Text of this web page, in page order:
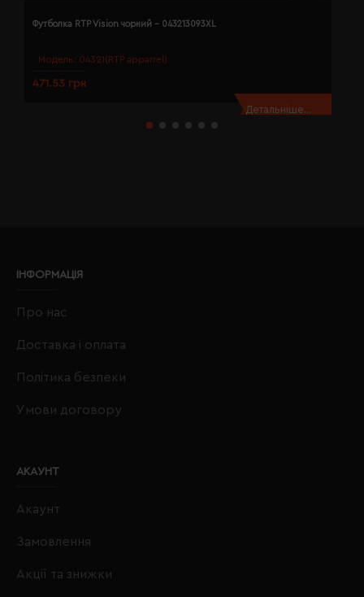
Модель: 04321(RTP apparrel)
Футболка RTP Vision чорний - 043213093XL
471.53 грн
Детальніше...
ІНФОРМАЦІЯ
Про нас
Доставка і оплата
Політика безпеки
Умови договору
АКАУНТ
Акаунт
Замовлення
Акції та знижки